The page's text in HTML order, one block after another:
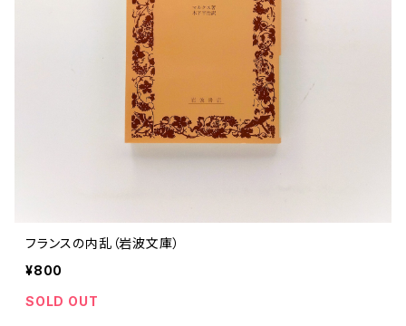
フランスの内乱（岩波文庫）
¥800
SOLD OUT